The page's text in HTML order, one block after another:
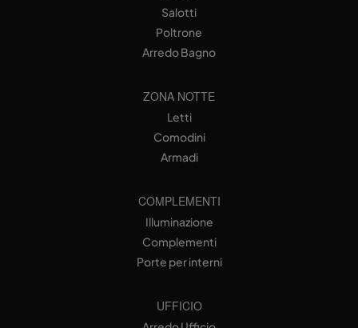
Salotti
Poltrone
Arredo Bagno
ZONA NOTTE
Letti
Comodini
Armadi
COMPLEMENTI
Illuminazione
Complementi
Porte per interni
UFFICIO